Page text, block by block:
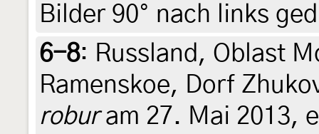
Bilder 90° nach links
6-8: Russland, Oblast
Ramenskoe, Dorf
roburam 27. Mai 2013,